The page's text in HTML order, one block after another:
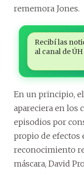
rememora Jones.
Recibí las
al canal de
En un principio,
apareciera en los
episodios por
propio de efectos
reconocimiento
máscara, David